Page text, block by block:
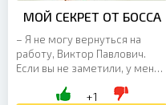
МОЙ СЕКРЕТ ОТ БОССА
– Я не могу вернуться на
работу, Виктор Павлович.
Если вы не заметили, у меня
бывшего босса вытянулось
+1